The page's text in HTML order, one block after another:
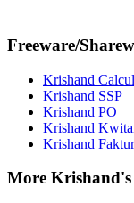
Freeware/
Krishand
Krishand SSP
Krishand PO
Krishand
Krishand
More Krishand's